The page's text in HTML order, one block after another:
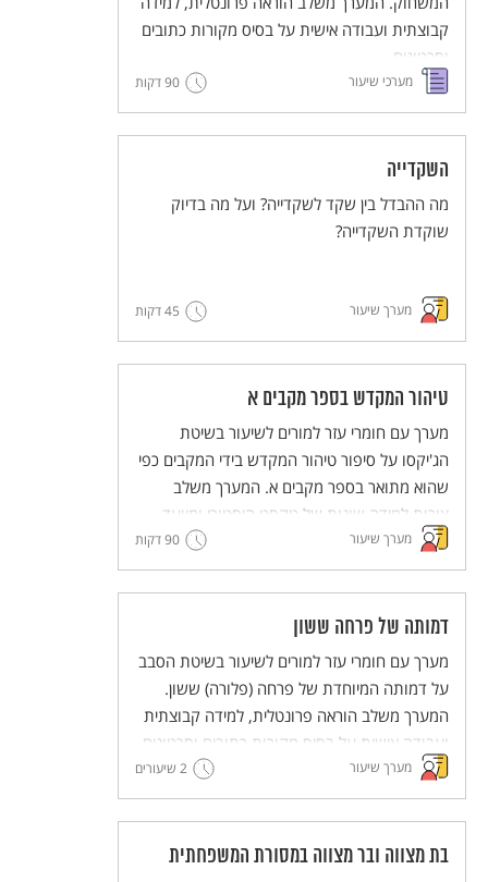
קבוצתית ועבודה אישית על בסיס מקורות כתובים
וסרטונים.
מסדרת מערכי השיעור המדגימים שיטות הוראה
חדשניות והמלוות יחידות ללימוד עצמי של
השיטות הללו (פלפ"ל - פעילות פדגוגית לימודית
למורים).
מערכי שיעור 90 דקות
השקדייה
מה ההבדל בין שקד לשקדייה? ועל מה בדיוק
שוקדת השקדייה?
מערך שיעור 45 דקות
טיהור המקדש בספר מקבים א
מערך עם חומרי עזר למורים לשיעור בשיטת
הג'יקסו על סיפור טיהור המקדש בידי המקבים כפי
שהוא מתואר בספר מקבים א. המערך משלב
צורות למידה שונות של טקסט היסטורי ומיועד
לעבודה קבוצתית שבה לכל תלמיד ותלמידה יש
חלק פעיל.
מסדרת מערכי השיעור המדגימים שיטות הוראה
חדשניות והמלוות יחידות ללימוד עצמי של
השיטות הללו (פלפ"ל - פעילות פדגוגית לימודית
למורים)
מערך שיעור 90 דקות
דמותה של פרחה ששון
מערך עם חומרי עזר למורים לשיעור בשיטת הסבב
על דמותה המיוחדת של פרחה (פלורה) ששון.
המערך משלב הוראה פרונטלית, למידה קבוצתית
ועבודה אישית על בסיס מקורות כתובים וסרטונים.
מסדרת מערכי השיעור המדגימים שיטות הוראה
חדשניות והמלוות יחידות ללימוד עצמי של
השיטות הללו (פלפ"ל - פעילות פדגוגית לימודית
למורים).
מערך שיעור 2 שיעורים
בת מצווה ובר מצווה במסורת המשפחתית